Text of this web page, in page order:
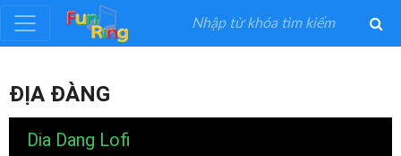
Đăng
ký
Đăng
ĐỊA ĐÀNG
Dia Dang Lofi